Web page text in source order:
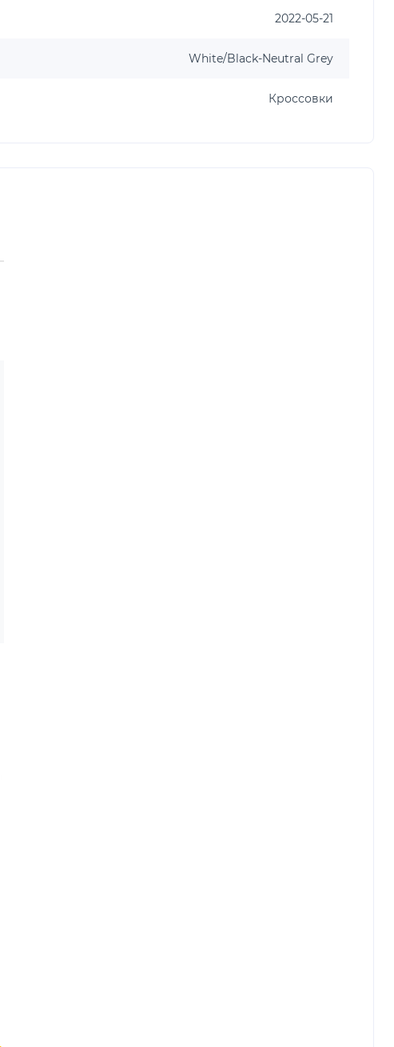
2022-05-21
White/Black-Neutral Grey
Кроссовки